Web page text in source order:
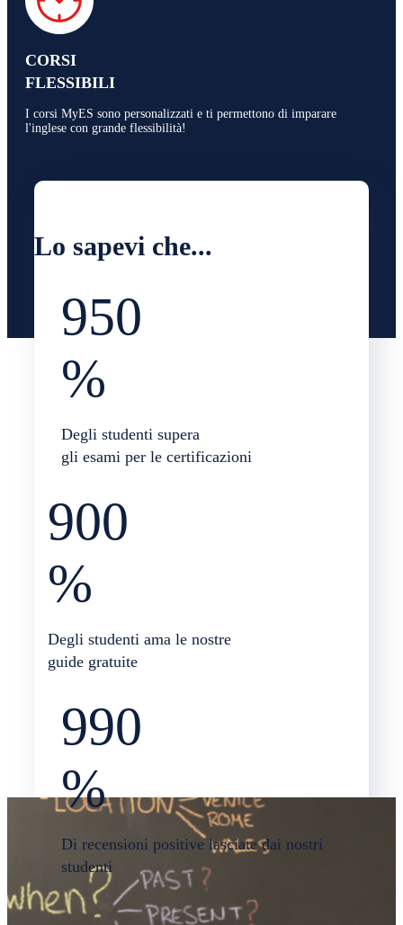
CORSI
FLESSIBILI
I corsi MyES sono personalizzati e ti permettono di imparare
l'inglese con grande flessibilità!
Lo sapevi che...
950
%
Degli studenti supera
gli esami per le certificazioni
900
%
Degli studenti ama le nostre
guide gratuite
990
%
Di recensioni positive lasciate dai nostri
studenti